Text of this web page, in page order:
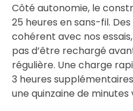
Côté autonomie, le
25 heures en sans-fil.
cohérent avec nos
pas d’être rechargé
régulière. Une charge
3 heures
une quinzaine de minutes